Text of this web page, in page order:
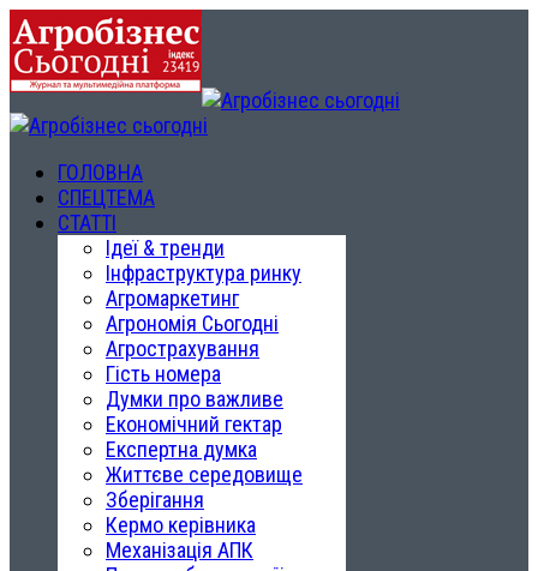
ГОЛОВНА
СПЕЦТЕМА
СТАТТІ
Ідеї & тренди
Інфраструктура ринку
Агромаркетинг
Агрономія Сьогодні
Агрострахування
Гість номера
Думки про важливе
Економічний гектар
Експертна думка
Життєве середовище
Зберігання
Кермо керівника
Механізація АПК